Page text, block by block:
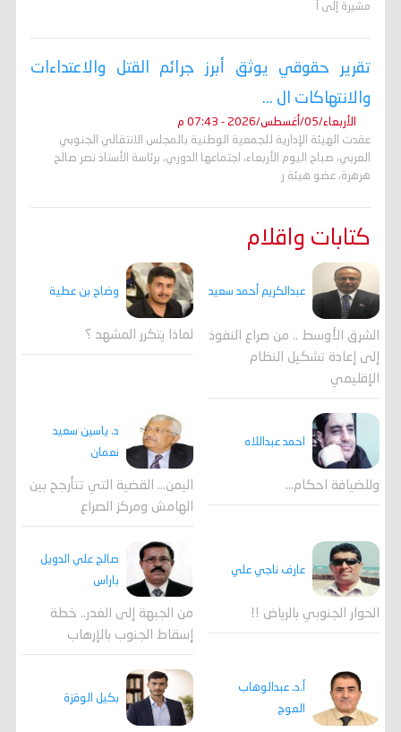
مشيرة إلى أ
تقرير حقوقي يوثق أبرز جرائم القتل والاعتداءات
والانتهاكات ال ...
الأربعاء/05/أغسطس/2026 - 07:43 م
عقدت الهيئة الإدارية للجمعية الوطنية بالمجلس الانتقالي الجنوبي
العربي، صباح اليوم الأربعاء، اجتماعها الدوري، برئاسة الأستاذ نصر صالح
هرهرة، عضو هيئة ر
كتابات واقلام
عبدالكريم أحمد سعيد
الشرق الأوسط .. من صراع النفوذ
إلى إعادة تشكيل النظام
الإقليمي
وضاح بن عطية
لماذا يتكرر المشهد ؟
احمد عبداللاه
وللضيافة احكام…
د. ياسين سعيد
نعمان
اليمن… القضية التي تتأرجح بين
الهامش ومركز الصراع
عارف ناجي علي
الحوار الجنوبي بالرياض !!
صالح علي الدويل
باراس
من الجبهة إلى الغدر.. خطة
إسقاط الجنوب بالإرهاب
أ.د. عبدالوهاب
العوج
بكيل الوقزة